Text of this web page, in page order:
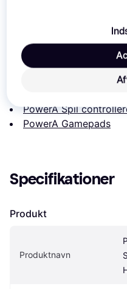
(med kabel, Rise of the
162 kr. Det er den
PowerA Spil
PowerA Gamepads
Specifikationer
Produkt
Produktnavn